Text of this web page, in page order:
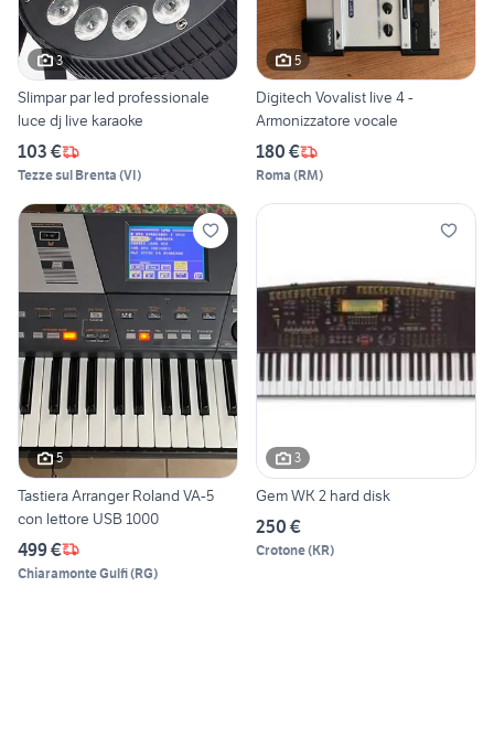
3
Slimpar par led professionale
luce dj live karaoke
103 €
Tezze sul Brenta (VI)
5
Digitech Vovalist live 4 -
Armonizzatore vocale
180 €
Roma (RM)
5
Tastiera Arranger Roland VA-5
con lettore USB 1000
499 €
Chiaramonte Gulfi(RG)
3
Gem WK 2 hard disk
250 €
Crotone(KR)